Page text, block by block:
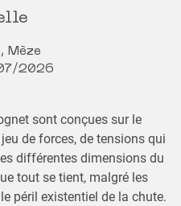
Mèze
2026
sont conçues sur le
de forces, de tensions qui
différentes dimensions du
tout se tient, malgré les
péril existentiel de la chute.